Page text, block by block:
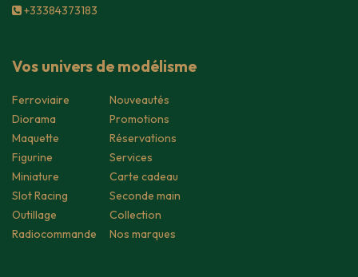
+33384373183
Vos univers de modélisme
Ferroviaire
Diorama
Maquette
Figurine
Miniature
Slot Racing
Outillage
Radiocommande
Nouveautés
Promotions
Réservations
Services
Carte cadeau
Seconde main
Collection
Nos marques